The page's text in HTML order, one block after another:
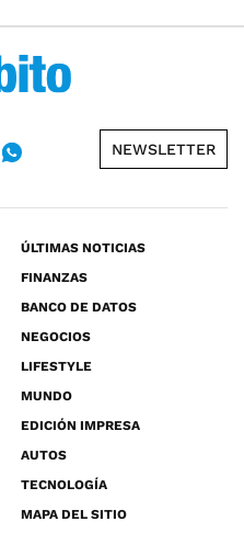
NEWSLETTER
ÚLTIMAS NOTICIAS
FINANZAS
BANCO DE DATOS
NEGOCIOS
LIFESTYLE
MUNDO
EDICIÓN IMPRESA
AUTOS
TECNOLOGÍA
MAPA DEL SITIO